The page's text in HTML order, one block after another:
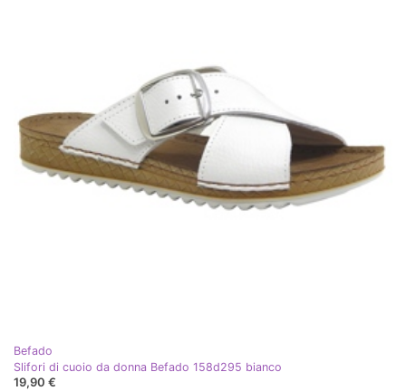
Befado
Slifori di cuoio da donna Befado 158d295 bianco
19,90 €